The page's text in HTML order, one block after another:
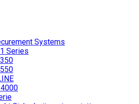
Systems
Series
4000